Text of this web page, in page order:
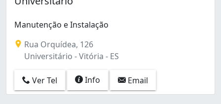
Fradinhos (1)
Gurigica (2)
Ilha de Santa Maria (2)
Ilha do Boi (2)
Jardim Camburi (12)
Jardim da Penha (10)
Manutenção e Instalação
Rua Orquídea, 126
Universitário - Vitória - ES
Ver Tel Info Email